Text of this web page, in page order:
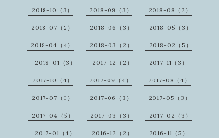
2018-10（3） 2018-09（3） 2018-08（2）
2018-07（2） 2018-06（3） 2018-05（3）
2018-04（4） 2018-03（2） 2018-02（5）
2018-01（3） 2017-12（2） 2017-11（3）
2017-10（4） 2017-09（4） 2017-08（4）
2017-07（3） 2017-06（3） 2017-05（3）
2017-04（5） 2017-03（3） 2017-02（3）
2017-01（4） 2016-12（2） 2016-11（5）